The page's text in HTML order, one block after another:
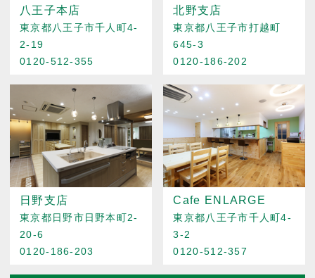
八王子本店
東京都八王子市千人町4-
2-19
0120-512-355
北野支店
東京都八王子市打越町
645-3
0120-186-202
日野支店
東京都日野市日野本町2-
20-6
0120-186-203
Cafe ENLARGE
東京都八王子市千人町4-
3-2
0120-512-357